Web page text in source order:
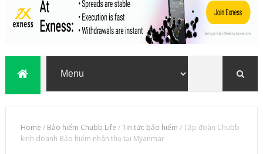
Home / Bảo hiểm Chubb Life /Tin tức bảo hiểm /Tập đoàn Chubb
kinh doanh Bảo hiểm nhân thọ tại Myanmar